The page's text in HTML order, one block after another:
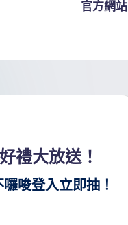
官方網站
禮大放送！
唆登入立即抽！